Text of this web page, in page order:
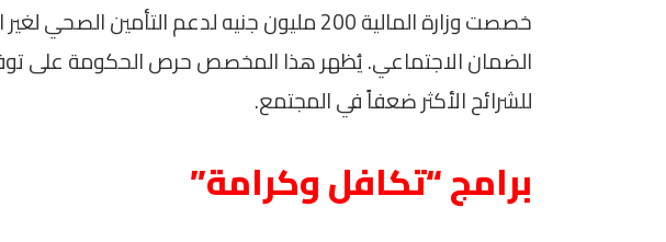
خصصت وزارة المالية 200 مليون جنيه لدعم
الضمان الاجتماعي. يُظهر هذا المخصص حرص الحكومة على
للشرائح الأكثر ضعفاً في المجتمع.
برامج “تكافل وكرامة”